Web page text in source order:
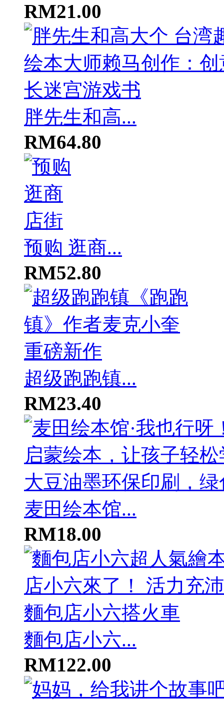
RM21.00
胖先生和高...
RM64.80
预购 逛商...
RM52.80
超级跑跑镇...
RM23.40
麦田绘本馆...
RM18.00
麵包店小六...
RM122.00